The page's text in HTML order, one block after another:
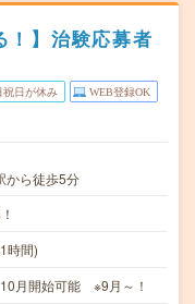
！】治験応募者
祝日が休み WEB登録OK
から徒歩5分
時間)
月開始可能 ※9月～！